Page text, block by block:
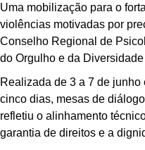
Uma mobilização para o
violências motivadas por
Conselho Regional de
do Orgulho e da
Realizada de 3 a 7 de
cinco dias, mesas de
refletiu o alinhamento
garantia de direitos e a